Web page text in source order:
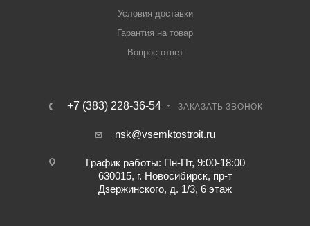
Условия доставки
Гарантия на товар
Вопрос-ответ
+7 (383) 228-36-54 ЗАКАЗАТЬ ЗВОНОК
nsk@vsemktostroit.ru
График работы: Пн-Пт, 9:00-18:00
630015, г. Новосибирск, пр-т
Дзержинского, д. 1/3, 6 этаж